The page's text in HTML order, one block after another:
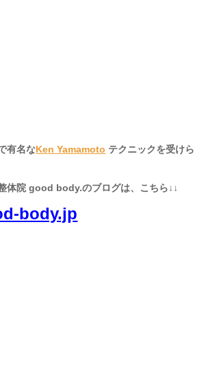
有名なKen Yamamoto テクニックを受けら
体院 good body.のブログは、こちら↓↓
body.jp